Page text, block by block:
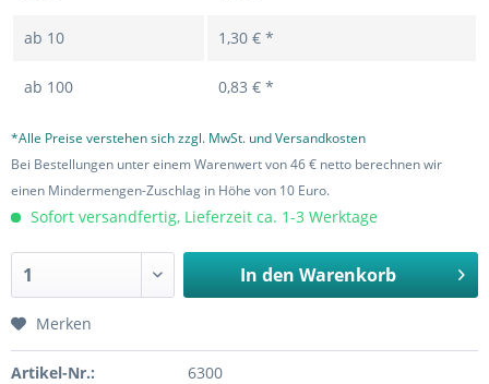
ab 10 1,30 € *
ab 100 0,83 € *
*Alle Preise verstehen sich zzgl. MwSt. und Versandkosten
Bei Bestellungen unter einem Warenwert von 46 € netto berechnen wir
einen Mindermengen-Zuschlag in Höhe von 10 Euro.
Sofort versandfertig, Lieferzeit ca. 1-3 Werktage
In den Warenkorb
Merken
Artikel-Nr.: 6300